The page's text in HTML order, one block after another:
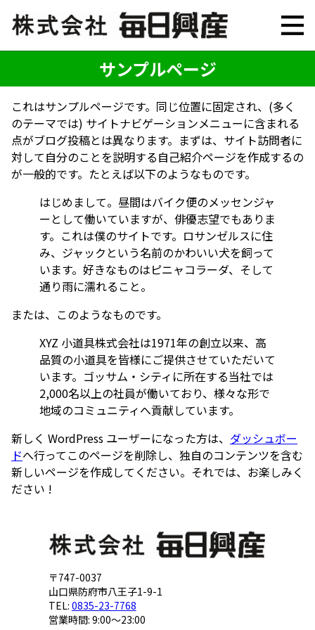
サンプルページ
これはサンプルページです。同じ位置に固定され、(多く
のテーマでは) サイトナビゲーションメニューに含まれる
点がブログ投稿とは異なります。まずは、サイト訪問者に
対して自分のことを説明する自己紹介ページを作成するの
が一般的です。たとえば以下のようなものです。
はじめまして。昼間はバイク便のメッセンジャ
ーとして働いていますが、俳優志望でもありま
す。これは僕のサイトです。ロサンゼルスに住
み、ジャックという名前のかわいい犬を飼って
います。好きなものはピニャコラーダ、そして
通り雨に濡れること。
または、このようなものです。
XYZ 小道具株式会社は1971年の創立以来、高
品質の小道具を皆様にご提供させていただいて
います。ゴッサム・シティに所在する当社では
2,000名以上の社員が働いており、様々な形で
地域のコミュニティへ貢献しています。
新しく WordPress ユーザーになった方は、 ダッシュボー
ドへ行ってこのページを削除し、独自のコンテンツを含む
新しいページを作成してください。それでは、お楽しみく
ださい !
〒747-0037
山口県防府市八王子1-9-1
TEL: 0835-23-7768
営業時間: 9:00～23:00